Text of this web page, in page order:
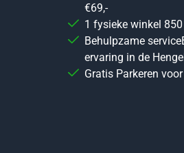
€69,-
1 fysieke winkel
Behulpzame
ervaring in de
Gratis Parkeren